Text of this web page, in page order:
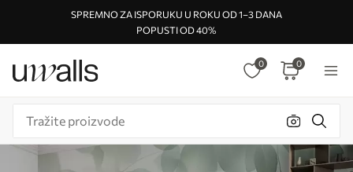
SPREMNO ZA ISPORUKU U ROKU OD 1–3 DANA
POPUSTI OD 40%
0 0